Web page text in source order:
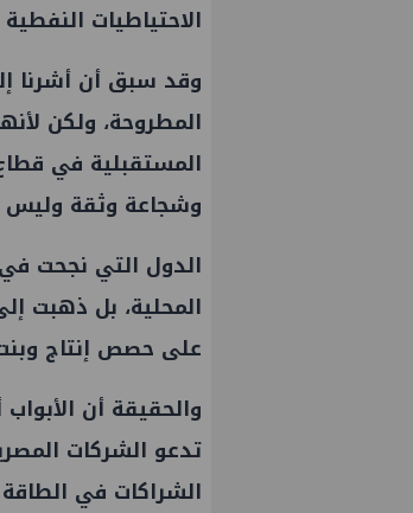
الاحتياطيات
وقد سبق أن أشرنا
المطروحة، ولكن
المستقبلية في
وشجاعة وثقة وليس
الدول التي نجحت
المحلية، بل ذهبت
على حصص إنتاج
والحقيقة أن
تدعو الشركات
الشراكات في